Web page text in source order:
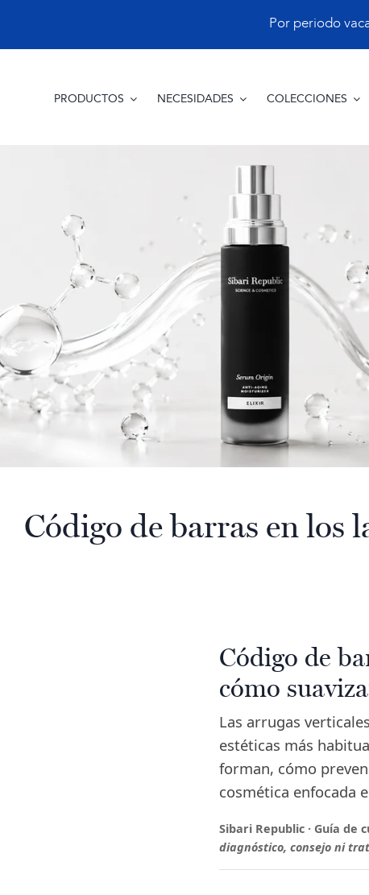
contenido
Por periodo
PRODUCTOS NECESIDADES COLECCIONES
Código de barras en los
Código de
cómo
Las arrugas
estéticas más
forman, cómo
cosmética enfocada
Sibari Republic · Guía de
diagnóstico, consejo ni